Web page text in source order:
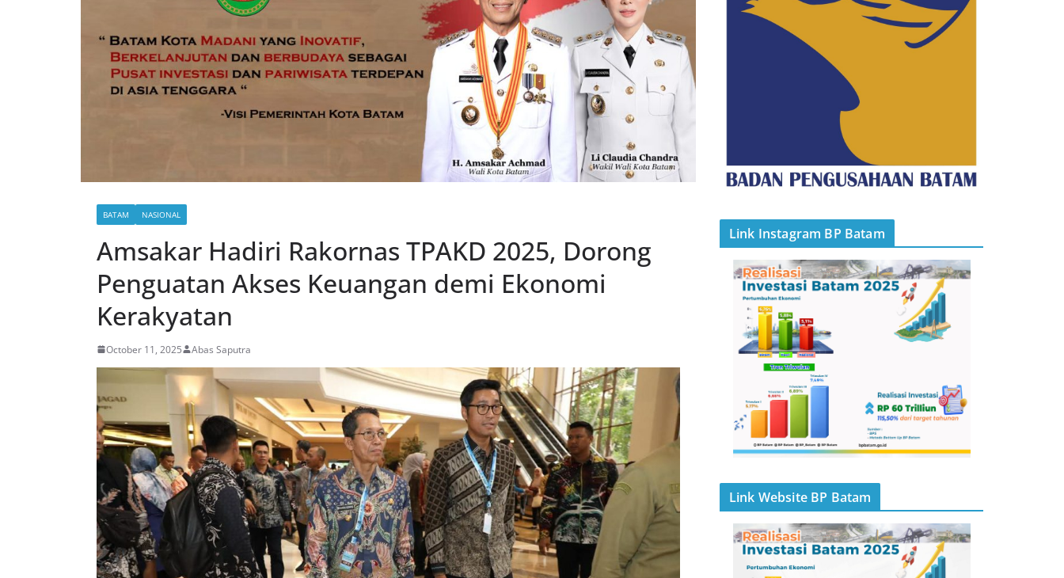
BATAM NASIONAL
Amsakar Hadiri Rakornas TPAKD 2025, Dorong
Penguatan Akses Keuangan demi Ekonomi
Kerakyatan
October 11, 2025 Abas Saputra
Link Instagram BP Batam
Link Website BP Batam